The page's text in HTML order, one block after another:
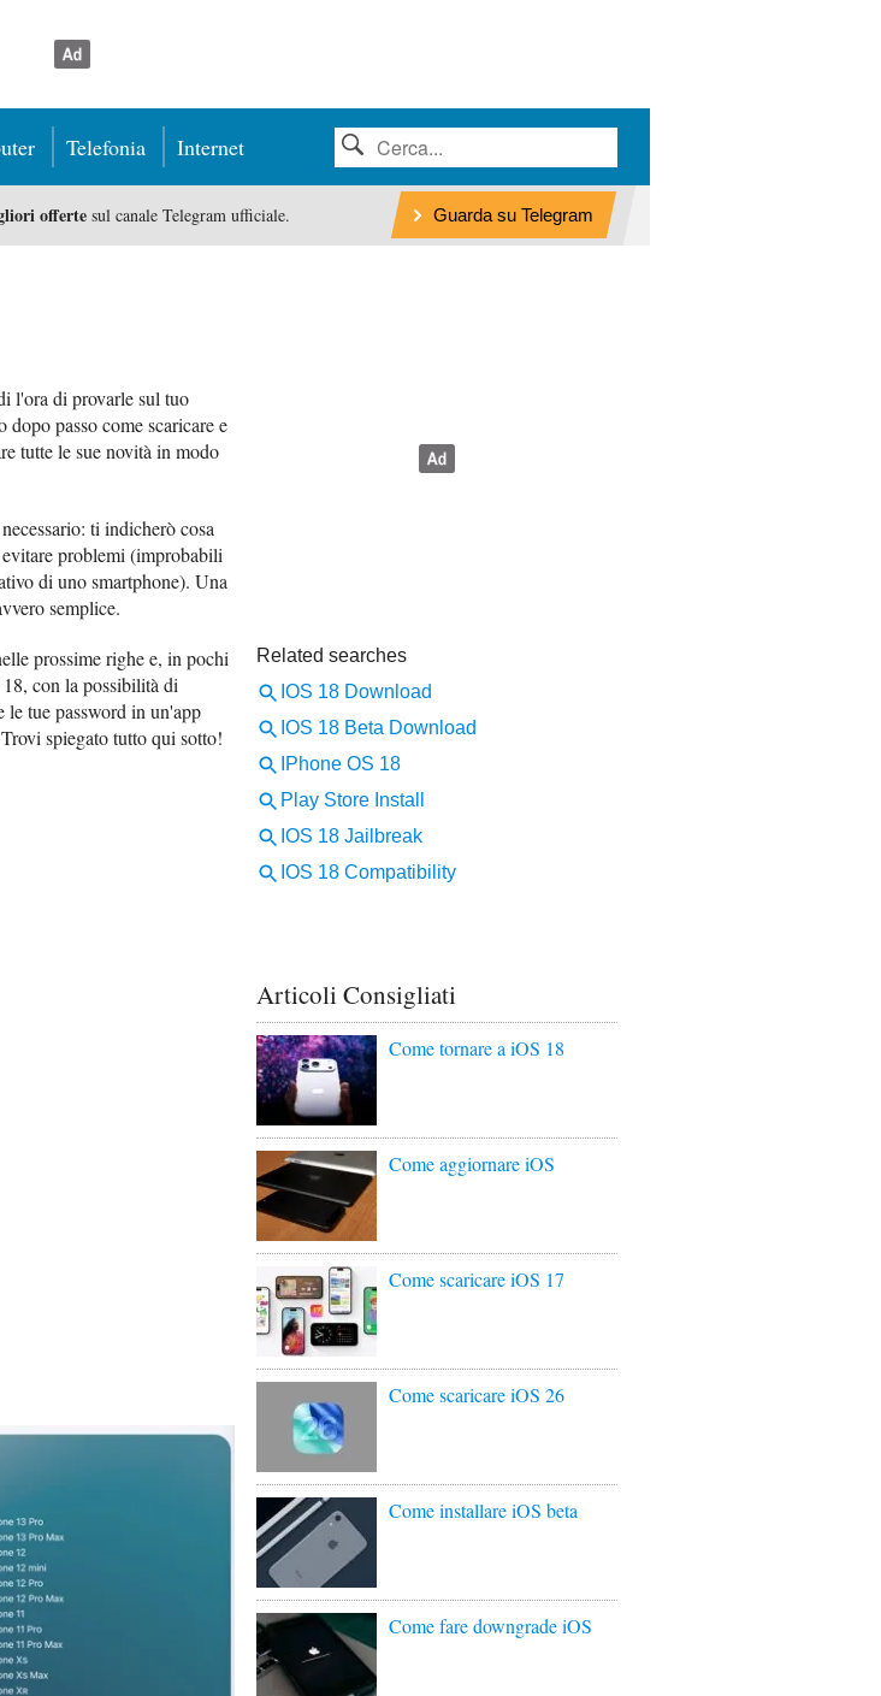
Telefonia Internet
offertesul canale Telegram ufficiale. Guarda su Telegram
l'ora di provarle sul tuo
passo come scaricare e
tutte le sue novità in modo
ti indicherò cosa
problemi (improbabili
di uno smartphone). Una
semplice.
prossime righe e, in pochi
con la possibilità di
le tue password in un'app
spiegato tutto qui sotto!
Articoli Consigliati
Come tornare a iOS 18
Come aggiornare iOS
Come scaricare iOS 17
Come scaricare iOS 26
Come installare iOS beta
Come fare downgrade iOS